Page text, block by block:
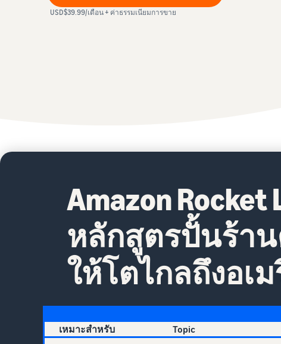
USD$39.99/เดือน + ค่าธรรมเนียมการขาย
Amazon Rocket
หลักสูตรปั้นร้าน
ให้โตไกลถึงอเ
เหมาะสำหรับ
Topic